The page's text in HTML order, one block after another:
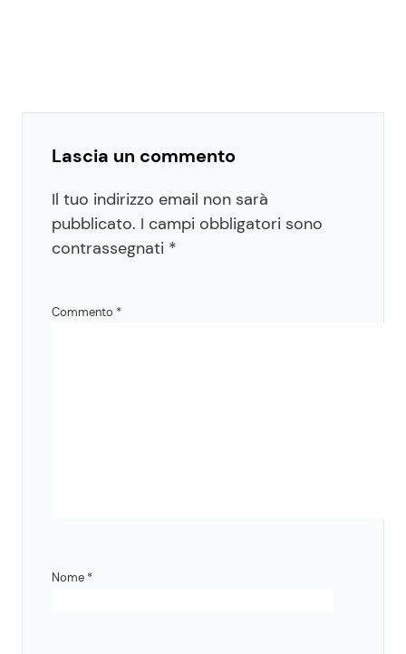
Lascia un commento
Il tuo indirizzo email non sarà
pubblicato. I campi obbligatori sono
contrassegnati *
Commento *
Nome *